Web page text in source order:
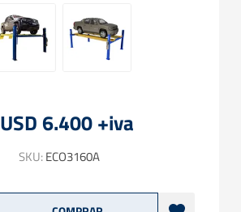
USD 6.400 +iva
SKU:ECO3160A